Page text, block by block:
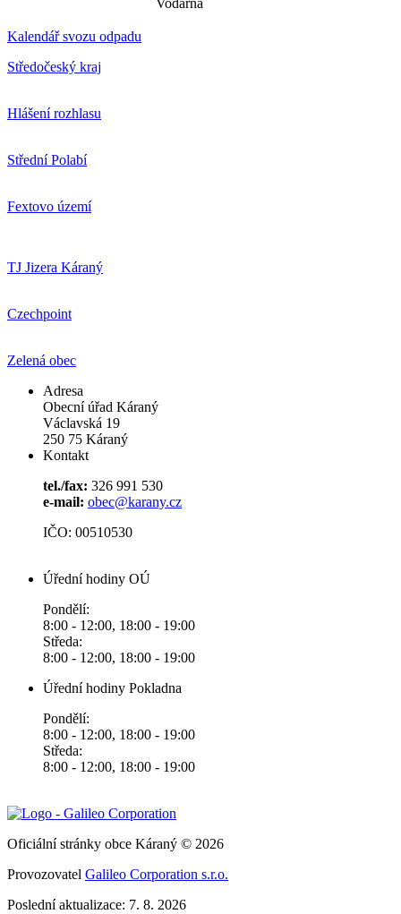
Vodárna
Kalendář svozu odpadu
Středočeský kraj
Hlášení rozhlasu
Střední Polabí
Fextovo území
TJ Jizera Káraný
Czechpoint
Zelená obec
Adresa
Obecní úřad Káraný
Václavská 19
250 75 Káraný
Kontakt
tel./fax: 326 991 530
e-mail: obec@karany.cz
IČO: 00510530
Úřední hodiny OÚ
Pondělí:
8:00 - 12:00, 18:00 - 19:00
Středa:
8:00 - 12:00, 18:00 - 19:00
Úřední hodiny Pokladna
Pondělí:
8:00 - 12:00, 18:00 - 19:00
Středa:
8:00 - 12:00, 18:00 - 19:00
Oficiální stránky obce Káraný © 2026
Provozovatel Galileo Corporation s.r.o.
Poslední aktualizace: 7. 8. 2026